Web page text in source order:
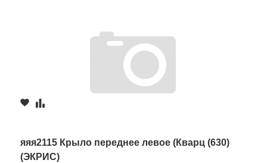
яяя2115 Крыло переднее левое (Кварц (630)
(ЭКРИС)